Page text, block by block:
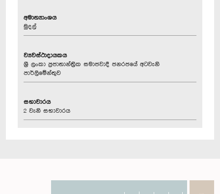
අමාත්‍යාංශය
මුදල්
ව්‍යවස්ථාදායකය
ශ්‍රී ලංකා ප්‍රජාතාන්ත්‍රික සමාජවාදී ජනරජයේ අටවැනි
පාර්ලිමේන්තුව
සභාවාරය
2 වැනි සභාවාරය